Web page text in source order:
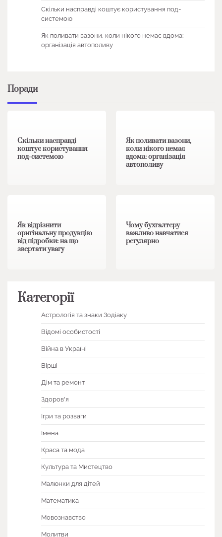
Скільки насправді коштує користування под-
системою
Як поливати вазони, коли нікого немає вдома:
організація автополиву
Поради
Скільки насправді
коштує користування
под-системою
Як поливати вазони,
коли нікого немає
вдома: організація
автополиву
Як відрізнити
оригінальну продукцію
від підробки: на що
звертати увагу
Чому бухгалтеру
важливо навчатися
регулярно
Категорії
Астрологія та знаки Зодіаку
Відомі особистості
Війна в Україні
Вірші
Дім та ремонт
Здоров'я
Ігри та розваги
Імена
Краса та мода
Культура та Мистецтво
Малюнки для дітей
Математика
Мовознавство
Молитви